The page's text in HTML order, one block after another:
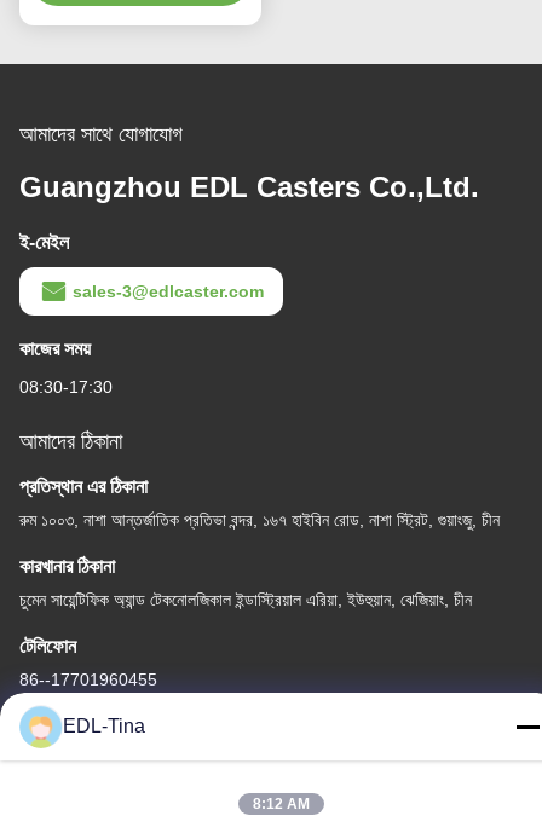
আমাদের সাথে যোগাযোগ
Guangzhou EDL Casters Co.,Ltd.
ই-মেইল
sales-3@edlcaster.com
কাজের সময়
08:30-17:30
আমাদের ঠিকানা
প্রতিস্থান এর ঠিকানা
রুম ১০০৩, নাশা আন্তর্জাতিক প্রতিভা বন্দর, ১৬৭ হাইবিন রোড, নাশা স্ট্রিট, গুয়াংজু, চীন
কারখানার ঠিকানা
চুমেন সায়েন্টিফিক অ্যান্ড টেকনোলজিকাল ইন্ডাস্ট্রিয়াল এরিয়া, ইউহুয়ান, ঝেজিয়াং, চীন
টেলিফোন
86--17701960455
EDL-Tina
8:12 AM